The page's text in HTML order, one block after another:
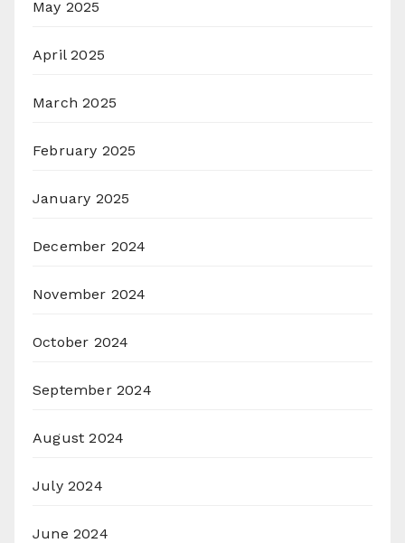
May 2025
April 2025
March 2025
February 2025
January 2025
December 2024
November 2024
October 2024
September 2024
August 2024
July 2024
June 2024